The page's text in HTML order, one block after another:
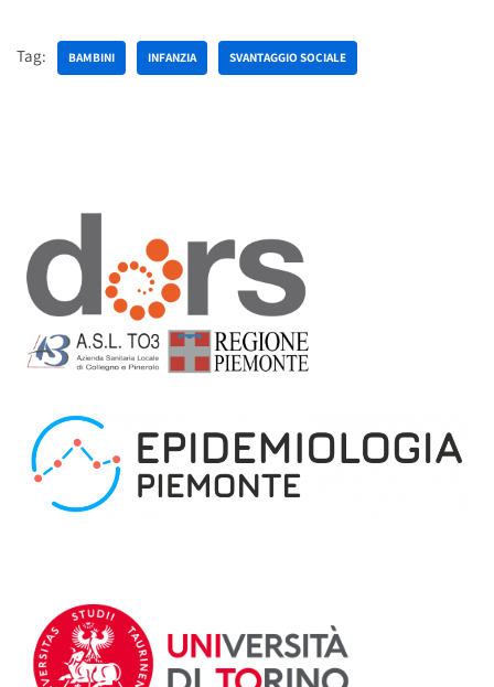
Tag: BAMBINI INFANZIA SVANTAGGIO SOCIALE